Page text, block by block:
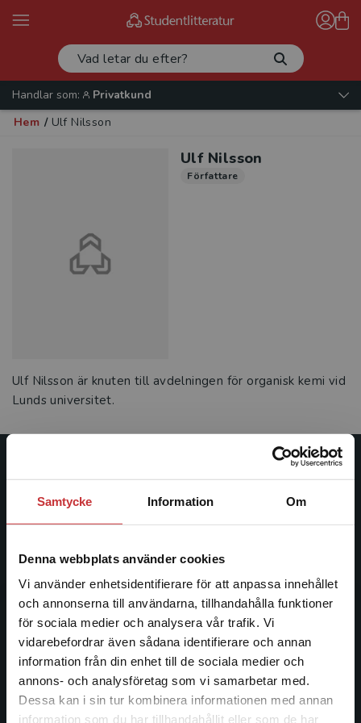
Samtycke Information Om
Denna webbplats använder cookies
Vi använder enhetsidentifierare för att anpassa innehållet
och annonserna till användarna, tillhandahålla funktioner
för sociala medier och analysera vår trafik. Vi
vidarebefordrar även sådana identifierare och annan
information från din enhet till de sociala medier och
annons- och analysföretag som vi samarbetar med.
Dessa kan i sin tur kombinera informationen med annan
information som du har tillhandahållit eller som de har
Begränsad fraktregion
Handlar som:
Privatkund
Hem / Ulf Nilsson
Ulf Nilsson
Författare
Ulf Nilsson är knuten till avdelningen för organisk kemi vid
Lunds universitet.
Studentlitteratur
Studentlitteratur grundades 1963 och är idag Sveriges
facklitteratur, utbildningar och digitala
informationstjänster i utbudet, finns Studentlitteratur med
längs hela kunskapsresan.
Kontakta oss
Kontakta oss
046-31 20 00